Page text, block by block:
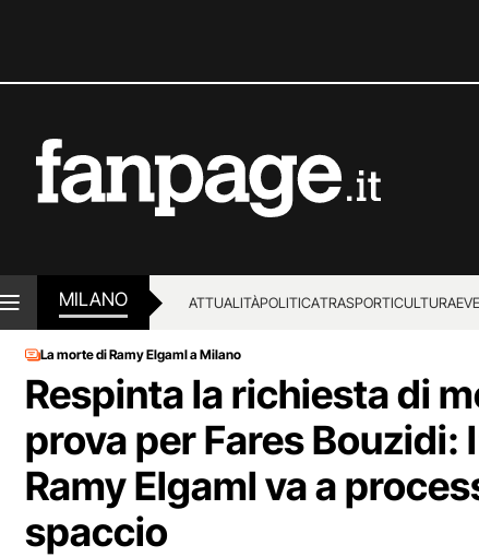
MILANO ATTUALITÀPOLITICATRASPORTICULTURA
La morte di Ramy Elgaml a Milano
Respinta la richiesta di
prova per Fares Bouzidi:
Ramy Elgaml va a
spaccio